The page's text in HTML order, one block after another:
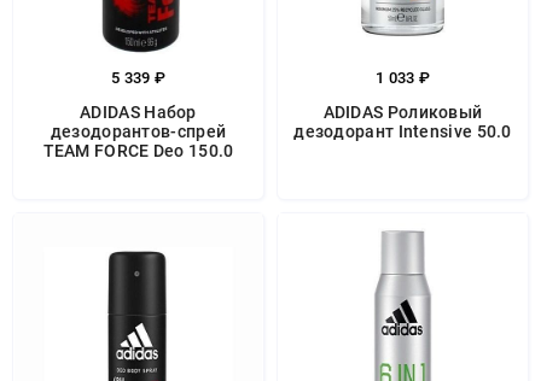
5 339 ₽
ADIDAS Набор
дезодорантов-спрей
TEAM FORCE Deo 150.0
1 033 ₽
ADIDAS Роликовый
дезодорант Intensive 50.0